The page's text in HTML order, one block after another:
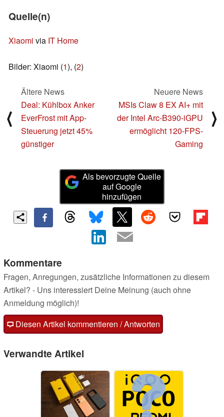
Quelle(n)
Xiaomi via IT Home
Bilder: Xiaomi (1), (2)
⟨
Ältere News
Deal: Kühlbox Anker
EverFrost mit App-
Steuerung jetzt 45%
günstiger
Neuere News
MSIs Claw 8 EX AI+ mit
der Intel Arc-B390-iGPU
ermöglicht 120-FPS-
Gaming
⟩
Als bevorzugte Quelle
auf Google
hinzufügen
Kommentare
Fragen, Anregungen, zusätzliche Informationen zu diesem
Artikel? - Uns interessiert Deine Meinung (auch ohne
Anmeldung möglich)!
Diesen Artikel kommentieren / Antworten
Verwandte Artikel